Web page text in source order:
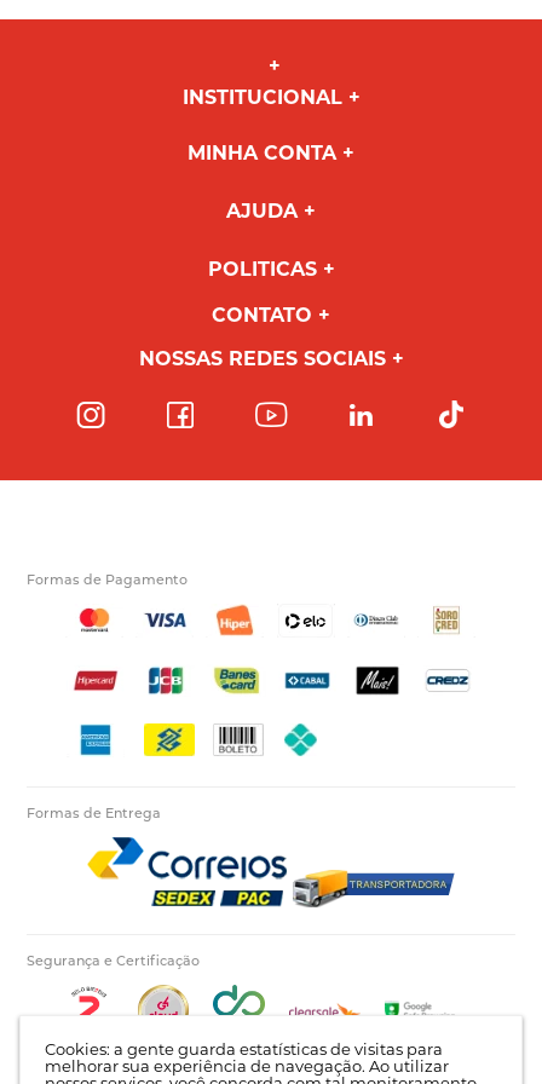
Cookies: a gente guarda estatísticas de visitas para
melhorar sua experiência de navegação. Ao utilizar
INSTITUCIONAL
MINHA CONTA
AJUDA
POLITICAS
CONTATO
NOSSAS REDES SOCIAIS
Formas de Pagamento
Formas de Entrega
Segurança e Certificação